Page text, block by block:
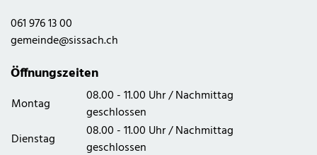
061 976 13 00
gemeinde@sissach.ch
Öffnungszeiten
Montag
08.00 - 11.00 Uhr / Nachmittag
geschlossen
Dienstag
08.00 - 11.00 Uhr / Nachmittag
geschlossen